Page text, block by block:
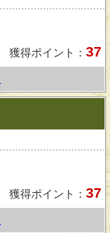
獲得ポイント： 37
獲得ポイント： 37